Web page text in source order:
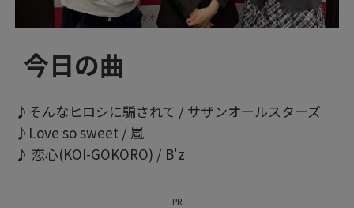
今日の曲
♪そんなヒロシに騙されて / サザンオールスターズ
♪Love so sweet / 嵐
♪ 恋心(KOI-GOKORO) / B'z
PR